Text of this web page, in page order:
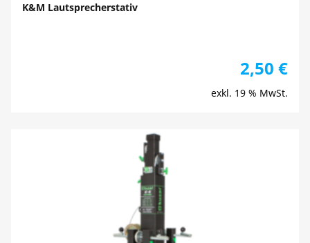
K&M Lautsprecherstativ
2,50 €
exkl. 19 % MwSt.